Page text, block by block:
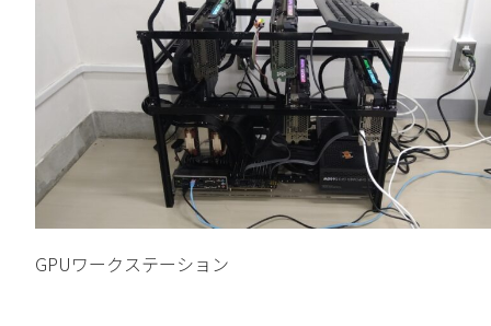
GPUワークステーション